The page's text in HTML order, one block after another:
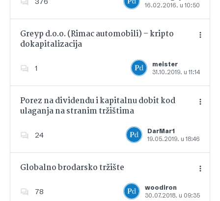
16.02.2016. u 10:50
Dodajte u favorite
Greyp d.o.o. (Rimac automobili) – kripto
dokapitalizacija
1
meister
31.10.2019. u 11:14
Dodajte u favorite
Porez na dividendu i kapitalnu dobit kod
ulaganja na stranim tržištima
24
DarMar1
19.05.2019. u 18:46
Dodajte u favorite
Globalno brodarsko tržište
78
woodiron
30.07.2018. u 09:35
Dodajte u favorite